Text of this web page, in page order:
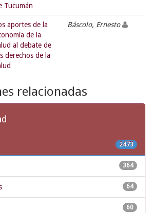
Tucumán
aportes de la
de la
al debate de
derechos de la
Báscolo, Ernesto
relacionadas
2473
364
64
60